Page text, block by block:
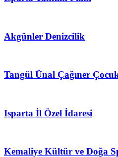
Akgünler Denizcilik
Tangül Ünal Çağıner
Isparta İl Özel İdaresi
Kemaliye Kültür ve Doğa